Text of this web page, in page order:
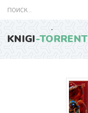
KNIGI-TORRENT